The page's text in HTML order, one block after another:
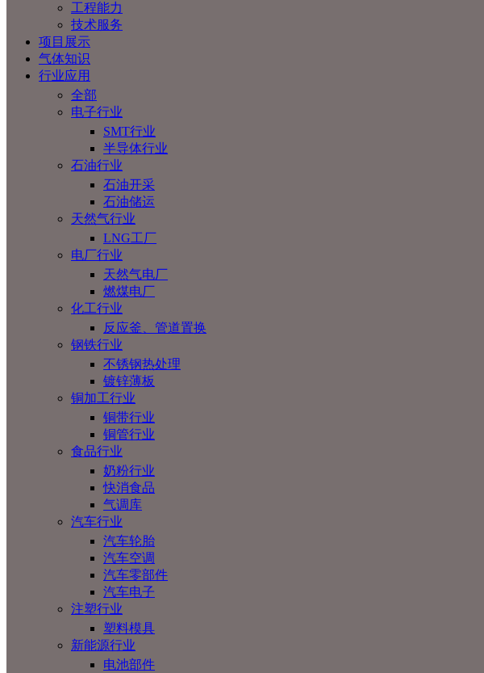
工程能力
技术服务
项目展示
气体知识
行业应用
全部
电子行业
SMT行业
半导体行业
石油行业
石油开采
石油储运
天然气行业
LNG工厂
电厂行业
天然气电厂
燃煤电厂
化工行业
反应釜、管道置换
钢铁行业
不锈钢热处理
镀锌薄板
铜加工行业
铜带行业
铜管行业
食品行业
奶粉行业
快消食品
气调库
汽车行业
汽车轮胎
汽车空调
汽车零部件
汽车电子
注塑行业
塑料模具
新能源行业
电池部件